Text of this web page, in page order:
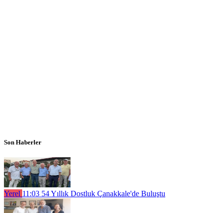
Son Haberler
Yerel 11:03 54 Yıllık Dostluk Çanakkale'de Buluştu